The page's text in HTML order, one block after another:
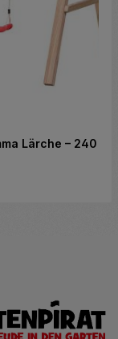
Lärche – 240